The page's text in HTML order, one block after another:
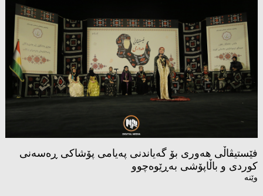
فێستیڤاڵی هەوری بۆ گەیاندنی پەیامی پۆشاكی ڕەسەنی
كوردی و باڵاپۆشی بەڕێوەچوو
وێنە